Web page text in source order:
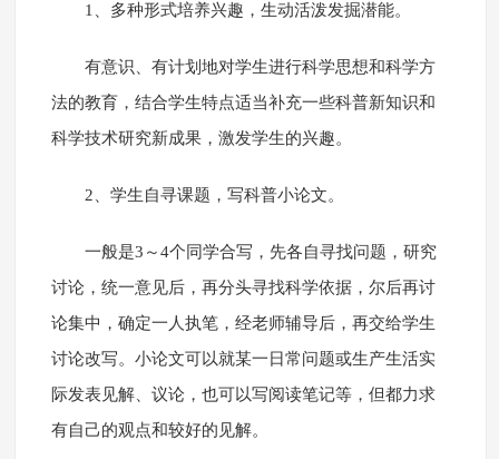
1、多种形式培养兴趣，生动活泼发掘潜能。
有意识、有计划地对学生进行科学思想和科学方
法的教育，结合学生特点适当补充一些科普新知识和
科学技术研究新成果，激发学生的兴趣。
2、学生自寻课题，写科普小论文。
一般是3～4个同学合写，先各自寻找问题，研究
讨论，统一意见后，再分头寻找科学依据，尔后再讨
论集中，确定一人执笔，经老师辅导后，再交给学生
讨论改写。小论文可以就某一日常问题或生产生活实
际发表见解、议论，也可以写阅读笔记等，但都力求
有自己的观点和较好的见解。